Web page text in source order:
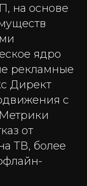
на основе
ядро
рекламные
Директ
с
от
ТВ, более